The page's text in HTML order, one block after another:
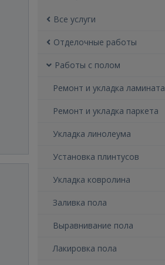
Все услуги
Отделочные работы
Работы с полом
Ремонт и укладка ламината
Ремонт и укладка паркета
Укладка линолеума
Установка плинтусов
Укладка ковролина
Заливка пола
Выравнивание пола
Лакировка пола